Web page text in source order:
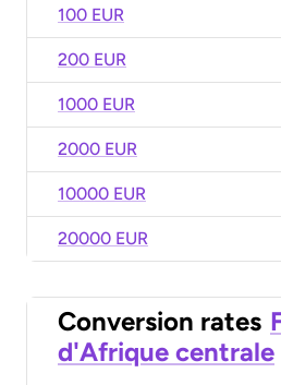
100 EUR
200 EUR
1000 EUR
2000 EUR
10000 EUR
20000 EUR
Conversion rates
d'Afrique centrale